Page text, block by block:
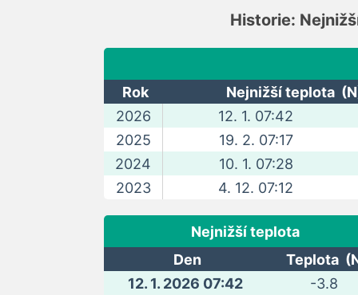
Historie:
Rok
Nejnižší teplota
2026
12. 1. 07:42
2025
19. 2. 07:17
2024
10. 1. 07:28
2023
4. 12. 07:12
Nejnižší teplota
Den
Teplota
12. 1. 2026 07:42
-3.8